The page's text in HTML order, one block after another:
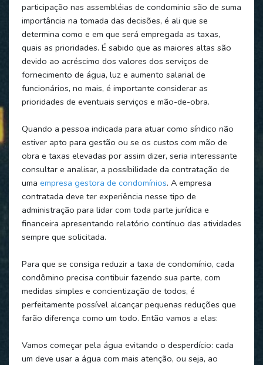
participação nas assembléias de condominio são de suma
importância na tomada das decisões, é ali que se
determina como e em que será empregada as taxas,
quais as prioridades. É sabido que as maiores altas são
devido ao acréscimo dos valores dos serviços de
fornecimento de água, luz e aumento salarial de
funcionários, no mais, é importante considerar as
prioridades de eventuais serviços e mão-de-obra.
Quando a pessoa indicada para atuar como síndico não
estiver apto para gestão ou se os custos com mão de
obra e taxas elevadas por assim dizer, seria interessante
consultar e analisar, a possíbilidade da contratação de
uma empresa gestora de condomínios. A empresa
contratada deve ter experiência nesse tipo de
administração para lidar com toda parte jurídica e
financeira apresentando relatório contínuo das atividades
sempre que solicitada.
Para que se consiga reduzir a taxa de condomínio, cada
condômino precisa contibuir fazendo sua parte, com
medidas simples e concientização de todos, é
perfeitamente possível alcançar pequenas reduções que
farão diferença como um todo. Então vamos a elas:
Vamos começar pela água evitando o desperdício: cada
um deve usar a água com mais atenção, ou seja, ao